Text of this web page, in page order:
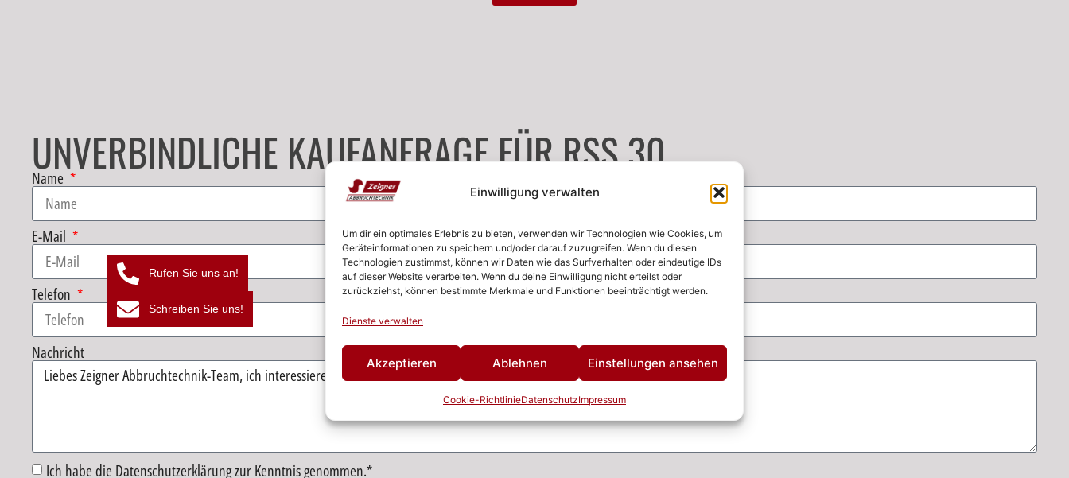
Einwilligung verwalten
Um dir ein optimales Erlebnis zu bieten, verwenden wir Technologien wie Cookies, um
Geräteinformationen zu speichern und/oder darauf zuzugreifen. Wenn du diesen
Technologien zustimmst, können wir Daten wie das Surfverhalten oder eindeutige IDs
auf dieser Website verarbeiten. Wenn du deine Einwilligung nicht erteilst oder
zurückziehst, können bestimmte Merkmale und Funktionen beeinträchtigt werden.
Dienste verwalten
Akzeptieren Ablehnen Einstellungen ansehen
Cookie-RichtlinieDatenschutzImpressum
UNVERBINDLICHE KAUFANFRAGE FÜR RSS 30
Name
E-Mail
Telefon
Nachricht
Ich habe die Datenschutzerklärung zur Kenntnis genommen.*
Rufen Sie uns an!
Schreiben Sie uns!